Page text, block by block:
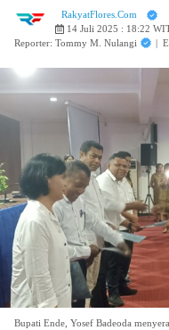
RakyatFlores.Com
14 Juli 2025 : 18:22
Reporter: Tommy M. Nulangi
|
Bupati Ende, Yosef Badeoda